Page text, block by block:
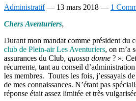
Administratif— 13 mars 2018 — 1
Chers Aventuriers,
Durant mon mandat comme président du
club de Plein-airLes Aventuriers, on m’a
assurances du Club, quossa donne ? ».
récurrente, tant au conseil
les membres. Toutes les fois, j’essayais
de mes connaissances. N’étant pas
réponse était assez limitée et très